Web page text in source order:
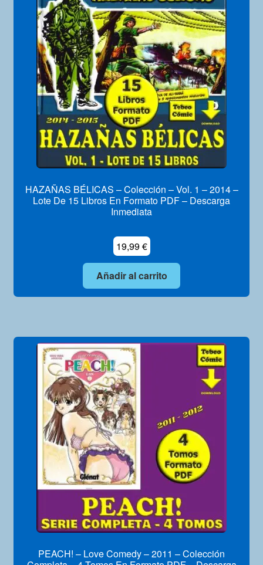
HAZAÑAS BÉLICAS – Colección – Vol. 1 – 2014 –
Lote De 15 Libros En Formato PDF – Descarga
Inmediata
19,99€
Añadir al carrito
PEACH! – Love Comedy – 2011 – Colección